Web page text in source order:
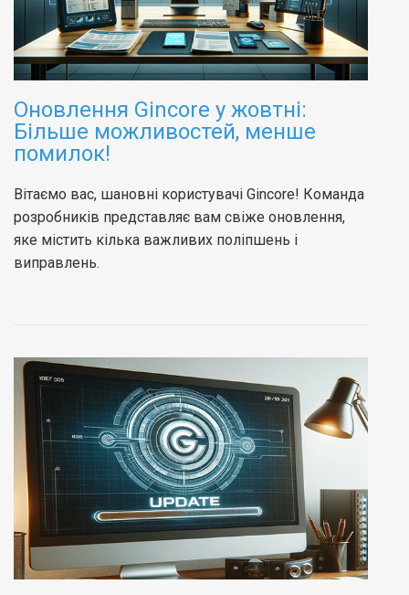
Оновлення Gincore у жовтні:
Більше можливостей, менше
помилок!
Вітаємо вас, шановні користувачі Gincore! Команда
розробників представляє вам свіже оновлення,
яке містить кілька важливих поліпшень і
виправлень.